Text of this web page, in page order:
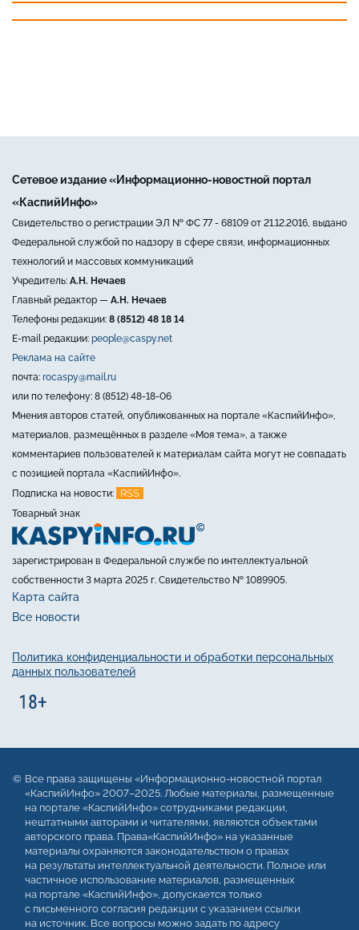
Сетевое издание «Информационно-новостной портал
«КаспийИнфо»
Свидетельство о регистрации ЭЛ № ФС 77 - 68109 от 21.12.2016, выдано
Федеральной службой по надзору в сфере связи, информационных
технологий и массовых коммуникаций
Учредитель: А.Н. Нечаев
Главный редактор — А.Н. Нечаев
Телефоны редакции: 8 (8512) 48 18 14
E-mail редакции: people@caspy.net
Реклама на сайте
почта: rocaspy@mail.ru
или по телефону: 8 (8512) 48-18-06
Мнения авторов статей, опубликованных на портале «КаспийИнфо»,
материалов, размещённых в разделе «Моя тема», а также
комментариев пользователей к материалам сайта могут не совпадать
с позицией портала «КаспийИнфо».
Подписка на новости:
RSS
Товарный знак
зарегистрирован в Федеральной службе по интеллектуальной
собственности 3 марта 2025 г. Свидетельство № 1089905.
Карта сайта
Все новости
Политика конфиденциальности и обработки персональных
данных пользователей
Все права защищены «Информационно-новостной портал
«КаспийИнфо» 2007–2025. Любые материалы, размещенные
на портале «КаспийИнфо» сотрудниками редакции,
нештатными авторами и читателями, являются объектами
авторского права. Права«КаспийИнфо» на указанные
материалы охраняются законодательством о правах
на результаты интеллектуальной деятельности. Полное или
частичное использование материалов, размещенных
на портале «КаспийИнфо», допускается только
с письменного согласия редакции с указанием ссылки
на источник. Все вопросы можно задать по адресу